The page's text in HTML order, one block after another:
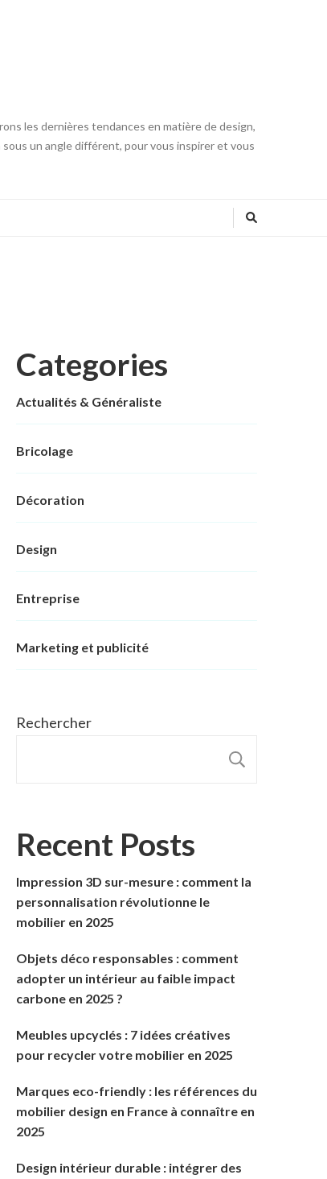
les dernières tendances en matière de design,
un angle différent, pour vous inspirer et vous
Categories
Actualités & Généraliste
Bricolage
Décoration
Design
Entreprise
Marketing et publicité
Rechercher
Recent Posts
Impression 3D sur-mesure : comment la
personnalisation révolutionne le
mobilier en 2025
Objets déco responsables : comment
adopter un intérieur au faible impact
carbone en 2025 ?
Meubles upcyclés : 7 idées créatives
pour recycler votre mobilier en 2025
Marques eco-friendly : les références du
mobilier design en France à connaître en
2025
Design intérieur durable : intégrer des